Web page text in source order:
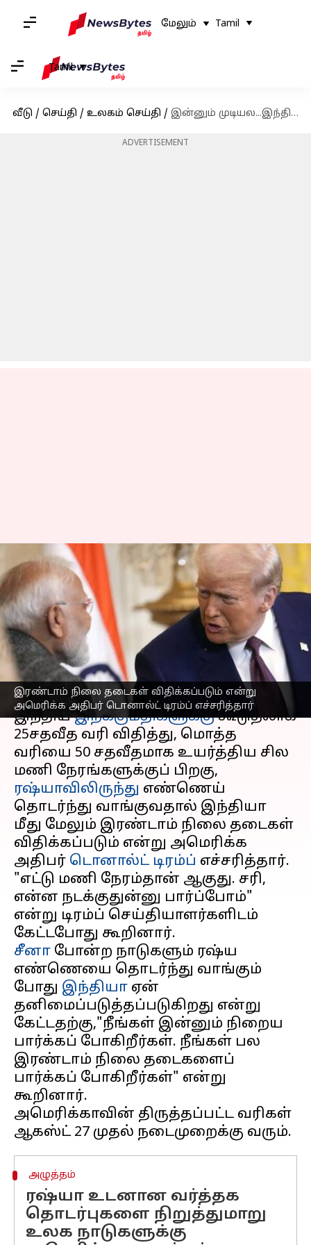
மேலும் Tamil
Tamil
வீடு / செய்தி / உலகம் செய்தி / இன்னும் முடியல...இந்தியா மீது 50% வரி விதித்த பிறகு டிரம்ப் எச்சரிக்கை
ADVERTISEMENT
இரண்டாம் நிலை தடைகள் விதிக்கப்படும் என்று
அமெரிக்க அதிபர் டொனால்ட் டிரம்ப் எச்சரித்தார்
இன்னும்
முடியல...இந்தியா மீது 50%
வரி விதித்த பிறகு டிரம்ப்
எச்சரிக்கை
எழுதியவர் Venkatalakshmi V 08:02 am
செய்தி முன்னோட்டம்
இந்தியஇறக்குமதிகளுக்குகூடுதலாக
25சதவீத வரி விதித்து, மொத்த
வரியை 50 சதவீதமாக உயர்த்திய சில
மணி நேரங்களுக்குப் பிறகு,
ரஷ்யாவிலிருந்து எண்ணெய்
தொடர்ந்து வாங்குவதால் இந்தியா
மீது மேலும் இரண்டாம் நிலை தடைகள்
விதிக்கப்படும் என்று அமெரிக்க
அதிபர் டொனால்ட் டிரம்ப் எச்சரித்தார்.
"எட்டு மணி நேரம்தான் ஆகுது. சரி,
என்ன நடக்குதுன்னு பார்ப்போம்"
என்று டிரம்ப் செய்தியாளர்களிடம்
சீனா போன்ற நாடுகளும் ரஷ்ய
எண்ணெயை தொடர்ந்து வாங்கும்
போது இந்தியா ஏன்
தனிமைப்படுத்தப்படுகிறது என்று
கேட்டதற்கு,"நீங்கள் இன்னும் நிறைய
பார்க்கப் போகிறீர்கள். நீங்கள் பல
இரண்டாம் நிலை தடைகளைப்
பார்க்கப் போகிறீர்கள்" என்று
கூறினார்.
அமெரிக்காவின் திருத்தப்பட்ட வரிகள்
அழுத்தம்
ரஷ்யா உடனான வர்த்தக
தொடர்புகளை நிறுத்துமாறு
உலக நாடுகளுக்கு